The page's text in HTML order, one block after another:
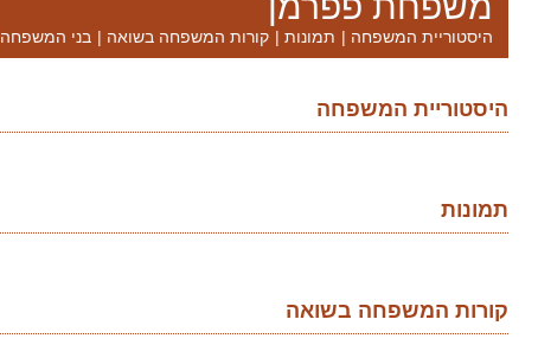
היסטוריית המשפחה | תמונות | קורות המשפחה בשואה | בני המשפחה
היסטוריית המשפחה
תמונות
קורות המשפחה בשואה